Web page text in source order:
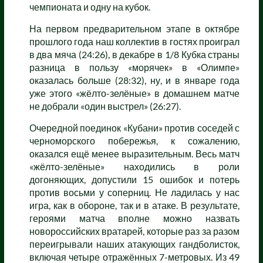
чемпионата и одну на кубок.
На первом предварительном этапе в октябре
прошлого года наш коллектив в гостях проиграл
в два мяча (24:26), в декабре в 1/8 Кубка страны
разница в пользу «морячек» в «Олимпе»
оказалась больше (28:32), ну, и в январе года
уже этого «жёлто-зелёные» в домашнем матче
не добрали «один выстрел» (26:27).
Очередной поединок «Кубани» против соседей с
черноморского побережья, к сожалению,
оказался ещё менее выразительным. Весь матч
«жёлто-зелёные» находились в роли
догоняющих, допустили 15 ошибок и потерь
против восьми у соперниц. Не ладилась у нас
игра, как в обороне, так и в атаке. В результате,
героями матча вполне можно назвать
новороссийских вратарей, которые раз за разом
переигрывали наших атакующих гандболисток,
включая четыре отражённых 7-метровых. Из 49